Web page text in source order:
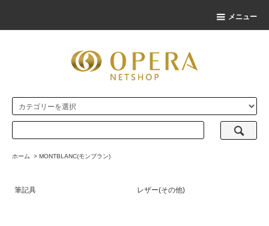
メニュー
ホーム > MONTBLANC(モンブラン)
筆記具 レザー(その他)